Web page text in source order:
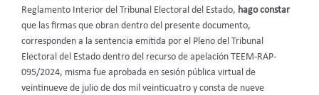
Reglamento Interior del Tribunal Electoral del Estado, hago constar
que las firmas que obran dentro del presente documento,
corresponden a la sentencia emitida por el Pleno del Tribunal
Electoral del Estado dentro del recurso de apelación TEEM-RAP-
095/2024, misma fue aprobada en sesión pública virtual de
veintinueve de julio de dos mil veinticuatro y consta de nueve